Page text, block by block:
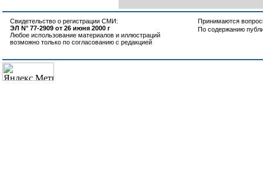
Свидетельство о регистрации СМИ:
ЭЛ N° 77-2909 от 26 июня 2000 г
Любое использование материалов и иллюстраций
возможно только по согласованию с редакцией
Принимаются
По содержанию